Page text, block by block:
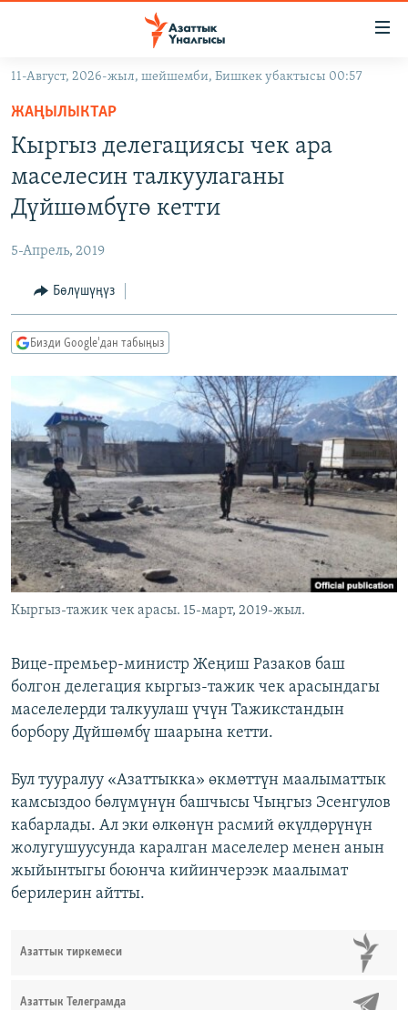
Навигацияга
өтүңүз
Издөөгө
салыңызКЫРГЫЗСТАН
САЯСАТ
МАДАНИЯТ
ДҮЙНӨ
ДҮЙНӨ
УКРАИНА
ТВ ПРОГРАММАЛАР
БҮГҮН АЗАТТЫКТА
ДАНИСТЕ
ЭЖЕ-СИҢДИЛЕР
АЗАТТЫК+
ЫҢГАЙСЫЗ СУРООЛОР
ПОДКАСТ
Русский
ОНЛАЙН ШЕРИНЕ
ЭЕ/АРнун бардык сайттары
11-Август, 2026-жыл, шейшемби, Бишкек убактысы 00:57
ЖАҢЫЛЫКТАР
Кыргыз делегациясы чек ара
маселесин талкуулаганы
Дүйшөмбүгө кетти
5-Апрель, 2019
Бөлүшүңүз
Бизди Google'дан табыңыз
Кыргыз-тажик чек арасы. 15-март, 2019-жыл.
Вице-премьер-министр Жеңиш Разаков баш
болгон делегация кыргыз-тажик чек арасындагы
маселелерди талкуулаш үчүн Тажикстандын
борбору Дүйшөмбү шаарына кетти.
Бул тууралуу «Азаттыкка» өкмөттүн маалыматтык
камсыздоо бөлүмүнүн башчысы Чыңгыз Эсенгулов
кабарлады. Ал эки өлкөнүн расмий өкүлдөрүнүн
жолугушуусунда каралган маселелер менен анын
жыйынтыгы боюнча кийинчерээк маалымат
берилерин айтты.
Азаттык тиркемеси
Азаттык Телеграмда